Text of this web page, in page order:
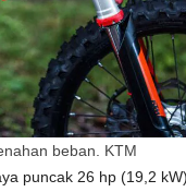
beban. KTM
puncak 26 hp (19,2